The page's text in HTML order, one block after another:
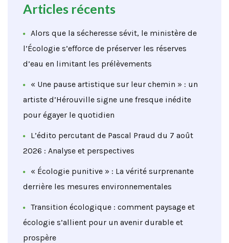
Articles récents
Alors que la sécheresse sévit, le ministère de
l’Écologie s’efforce de préserver les réserves
d’eau en limitant les prélèvements
« Une pause artistique sur leur chemin » : un
artiste d’Hérouville signe une fresque inédite
pour égayer le quotidien
L’édito percutant de Pascal Praud du 7 août
2026 : Analyse et perspectives
« Écologie punitive » : La vérité surprenante
derrière les mesures environnementales
Transition écologique : comment paysage et
écologie s’allient pour un avenir durable et
prospère